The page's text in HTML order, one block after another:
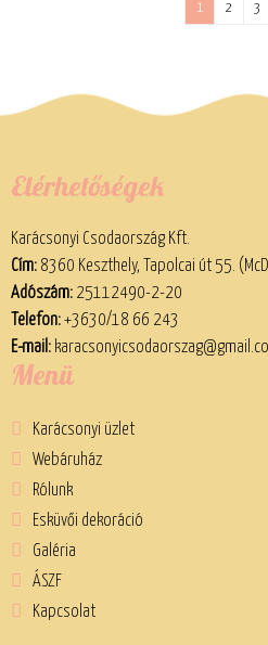
1 2 3
Elérhetőségek
Karácsonyi Csodaország Kft.
Cím:8360 Keszthely, Tapolcai út 55.
Adószám:25112490-2-20
Telefon:+3630/18 66 243
E-mail:
Menü
Karácsonyi üzlet
Webáruház
Rólunk
Esküvői dekoráció
Galéria
ÁSZF
Kapcsolat